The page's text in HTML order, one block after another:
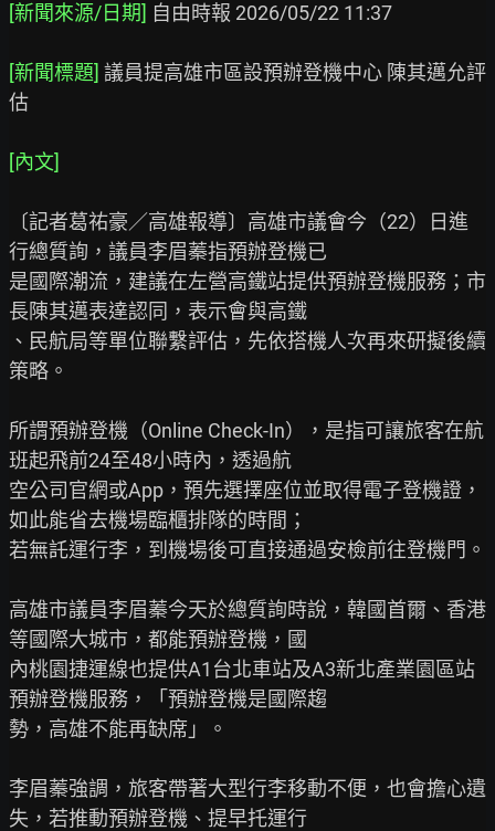
[新聞來源/日期] 自由時報 2026/05/22 11:37
[新聞標題] 議員提高雄市區設預辦登機中心 陳其邁允評
估
[內文]
〔記者葛祐豪／高雄報導〕高雄市議會今（22）日進
行總質詢，議員李眉蓁指預辦登機已
是國際潮流，建議在左營高鐵站提供預辦登機服務；市
長陳其邁表達認同，表示會與高鐵
、民航局等單位聯繫評估，先依搭機人次再來研擬後續
策略。
所謂預辦登機（Online Check-In），是指可讓旅客在航
班起飛前24至48小時內，透過航
空公司官網或App，預先選擇座位並取得電子登機證，
如此能省去機場臨櫃排隊的時間；
若無託運行李，到機場後可直接通過安檢前往登機門。
高雄市議員李眉蓁今天於總質詢時說，韓國首爾、香港
等國際大城市，都能預辦登機，國
內桃園捷運線也提供A1台北車站及A3新北產業園區站
預辦登機服務，「預辦登機是國際趨
勢，高雄不能再缺席」。
李眉蓁強調，旅客帶著大型行李移動不便，也會擔心遺
失，若推動預辦登機、提早托運行